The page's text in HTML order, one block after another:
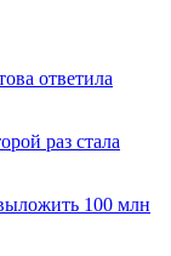
ответила
раз стала
100 млн